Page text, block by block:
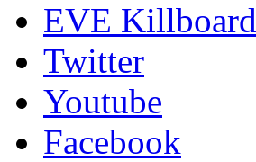
EVE Killboard
Twitter
Youtube
Facebook